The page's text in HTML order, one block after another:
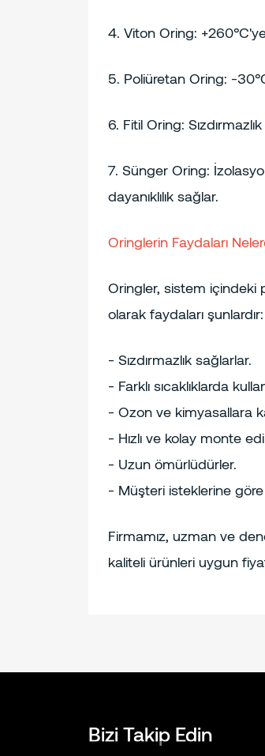
4. Viton Oring:
5. Poliüretan Oring: -
6. Fitil Oring:
7. Sünger Oring:
dayanıklılık sağlar.
Oringlerin Faydaları
Oringler, sistem içindeki
olarak faydaları şunlardır:
- Sızdırmazlık sağlarlar.
- Farklı sıcaklıklarda
- Ozon ve kimyasallara
- Hızlı ve kolay monte
- Uzun ömürlüdürler.
- Müşteri isteklerine
Firmamız, uzman ve
kaliteli ürünleri uygun
Bizi Takip Edin